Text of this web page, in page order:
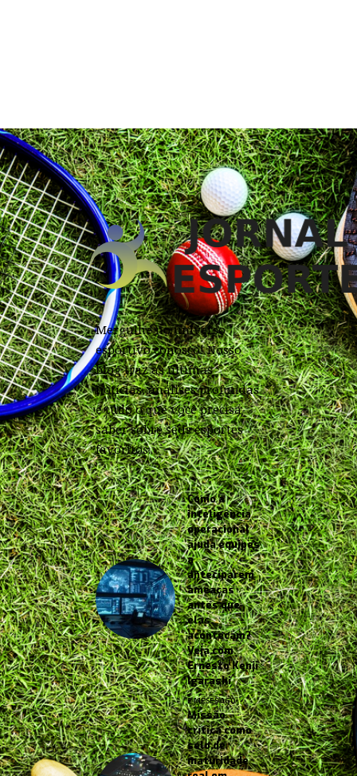
Mergulhe no universo
esportivo conosco! Nosso
blog traz as últimas
notícias, análises profundas
e tudo o que você precisa
saber sobre seus esportes
favoritos.
Como a
inteligência
operacional
ajuda equipes
a
anteciparem
ameaças
antes que
elas
aconteçam?
Veja com
Ernesto Kenji
Igarashi
2 MESES AGO
Missão
crítica como
selo de
maturidade